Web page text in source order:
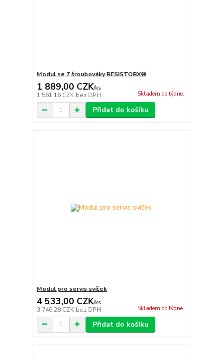
Modul se 7 šroubováky RESISTORX®
1 889,00 CZK/ks
1 561,16 CZK bez DPH Skladem do týdne.
Přidat do košíku
Modul pro servis svíček
4 533,00 CZK/ks
3 746,28 CZK bez DPH Skladem do týdne.
Přidat do košíku